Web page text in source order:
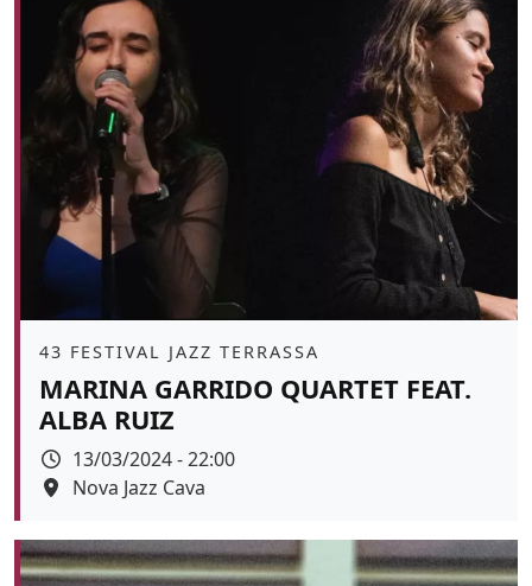
Àmbit
43 FESTIVAL JAZZ TERRASSA
MARINA GARRIDO QUARTET FEAT.
ALBA RUIZ
Data
13/03/2024 - 22:00
Espai
Nova Jazz Cava